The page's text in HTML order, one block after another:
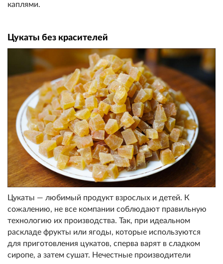
каплями.
Цукаты без красителей
Цукаты — любимый продукт взрослых и детей. К
сожалению, не все компании соблюдают правильную
технологию их производства. Так, при идеальном
раскладе фрукты или ягоды, которые используются
для приготовления цукатов, сперва варят в сладком
сиропе, а затем сушат. Нечестные производители